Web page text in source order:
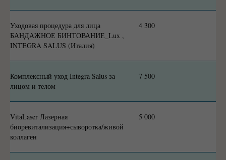
Уходовая процедура для лица
БАНДАЖНОЕ БИНТОВАНИЕ_Lux ,
INTEGRA SALUS (Италия)
4 300
Комплексный уход Integra Salus за
лицом и телом
7 500
VitaLaser Лазерная
биоревитализация+сыворотка/живой
коллаген
5 000